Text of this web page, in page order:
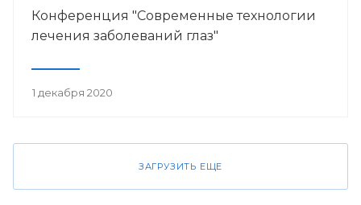
Конференция "Современные технологии
лечения заболеваний глаз"
1 декабря 2020
ЗАГРУЗИТЬ ЕЩЕ